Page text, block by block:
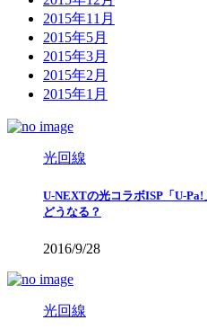
2015年11月
2015年5月
2015年3月
2015年2月
2015年1月
光回線
U-NEXTの光コラボISP「U-
どうなる？
2016/9/28
光回線